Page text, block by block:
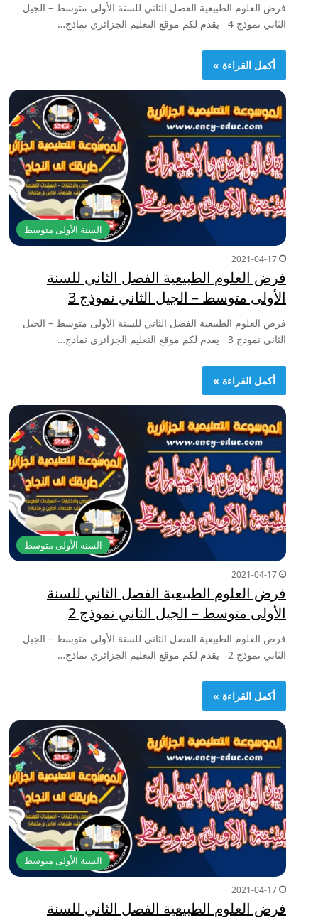
فرض العلوم الطبيعية الفصل الثاني للسنة الأولى متوسط – الجيل
الثاني نموذج 4 يقدم لكم موقع التعليم الجزائري نماذج…
أكمل القراءة »
السنة الأولى متوسط
2021-04-17
فرض العلوم الطبيعية الفصل الثاني للسنة
الأولى متوسط – الجيل الثاني نموذج 3
فرض العلوم الطبيعية الفصل الثاني للسنة الأولى متوسط – الجيل
الثاني نموذج 3 يقدم لكم موقع التعليم الجزائري نماذج…
أكمل القراءة »
السنة الأولى متوسط
2021-04-17
فرض العلوم الطبيعية الفصل الثاني للسنة
الأولى متوسط – الجيل الثاني نموذج 2
فرض العلوم الطبيعية الفصل الثاني للسنة الأولى متوسط – الجيل
الثاني نموذج 2 يقدم لكم موقع التعليم الجزائري نماذج…
أكمل القراءة »
السنة الأولى متوسط
2021-04-17
فرض العلوم الطبيعية الفصل الثاني للسنة